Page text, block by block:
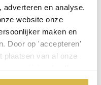
en analyse.
website onze
maken en
Door op 'accepteren'
plaatsen van al onze
wijzigen' zelf
krijgen. En door te
dit product